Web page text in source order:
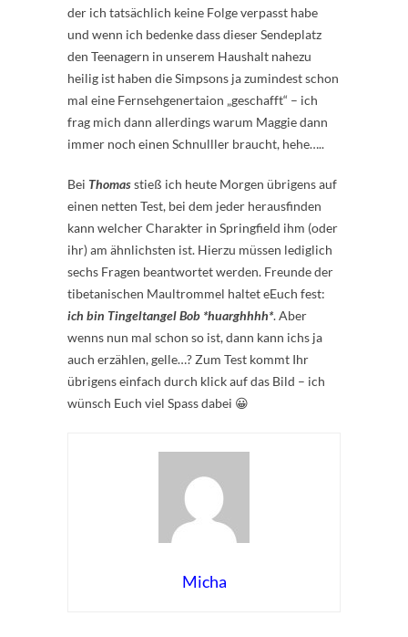
der ich tatsächlich keine Folge verpasst habe
und wenn ich bedenke dass dieser Sendeplatz
den Teenagern in unserem Haushalt nahezu
heilig ist haben die Simpsons ja zumindest schon
mal eine Fernsehgenertaion „geschafft“ – ich
frag mich dann allerdings warum Maggie dann
immer noch einen Schnulller braucht, hehe…..
Bei Thomasstieß ich heute Morgen übrigens auf
einen netten Test, bei dem jeder herausfinden
kann welcher Charakter in Springfield ihm (oder
ihr) am ähnlichsten ist. Hierzu müssen lediglich
sechs Fragen beantwortet werden. Freunde der
tibetanischen Maultrommel haltet eEuch fest:
ich bin Tingeltangel Bob *huarghhhh*. Aber
wenns nun mal schon so ist, dann kann ichs ja
auch erzählen, gelle…? Zum Test kommt Ihr
übrigens einfach durch klick auf das Bild – ich
wünsch Euch viel Spass dabei 😀
Micha